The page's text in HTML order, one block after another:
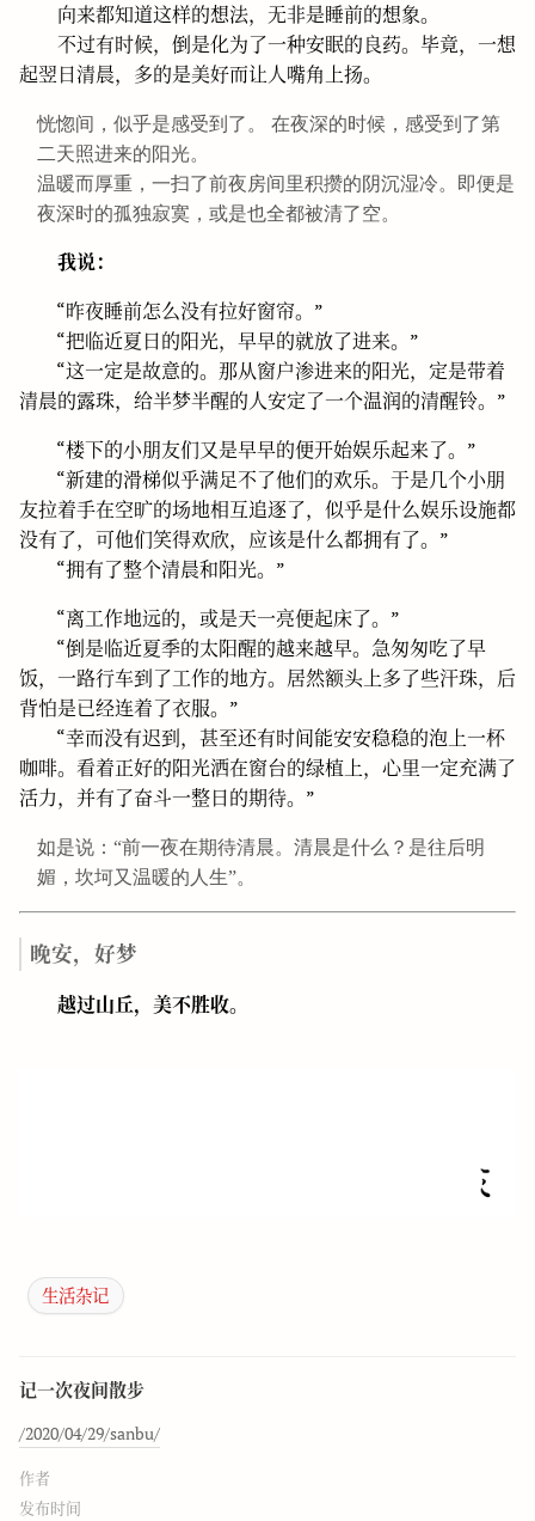
向来都知道这样的想法，无非是睡前的想象。
不过有时候，倒是化为了一种安眠的良药。毕竟，一想
起翌日清晨，多的是美好而让人嘴角上扬。
恍惚间，似乎是感受到了。 在夜深的时候，感受到了第
二天照进来的阳光。
温暖而厚重，一扫了前夜房间里积攒的阴沉湿冷。即便是
夜深时的孤独寂寞，或是也全都被清了空。
我说：
“昨夜睡前怎么没有拉好窗帘。”
“把临近夏日的阳光，早早的就放了进来。”
“这一定是故意的。那从窗户渗进来的阳光，定是带着
清晨的露珠，给半梦半醒的人安定了一个温润的清醒铃。”
“楼下的小朋友们又是早早的便开始娱乐起来了。”
“新建的滑梯似乎满足不了他们的欢乐。于是几个小朋
友拉着手在空旷的场地相互追逐了，似乎是什么娱乐设施都
没有了，可他们笑得欢欣，应该是什么都拥有了。”
“拥有了整个清晨和阳光。”
“离工作地远的，或是天一亮便起床了。”
“倒是临近夏季的太阳醒的越来越早。急匆匆吃了早
饭，一路行车到了工作的地方。居然额头上多了些汗珠，后
背怕是已经连着了衣服。”
“幸而没有迟到，甚至还有时间能安安稳稳的泡上一杯
咖啡。看着正好的阳光洒在窗台的绿植上，心里一定充满了
活力，并有了奋斗一整日的期待。”
如是说：“前一夜在期待清晨。清晨是什么？是往后明
媚，坎坷又温暖的人生”。
晚安，好梦
越过山丘，美不胜收。
生活杂记
记一次夜间散步
/2020/04/29/sanbu/
作者
发布时间